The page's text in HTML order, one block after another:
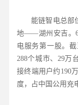
能链智电总部
地——湖州安吉。6
电服务第一股。
288个城市、29万
接终端用户约190
度，占中国公用充